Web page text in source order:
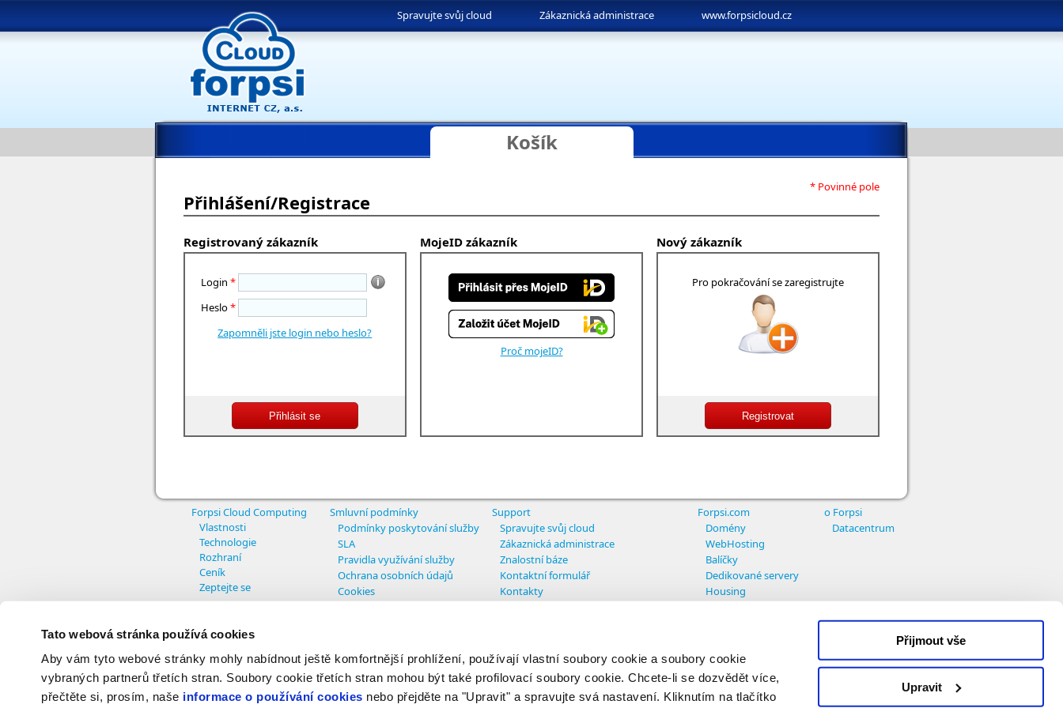
Tato webová stránka používá cookies
Aby vám tyto webové stránky mohly nabídnout ještě komfortnější prohlížení, používají vlastní soubory cookie a soubory cookie
vybraných partnerů třetích stran. Soubory cookie třetích stran mohou být také profilovací soubory cookie. Chcete-li se dozvědět více,
přečtěte si, prosím, naše informace o používání cookies nebo přejděte na "Upravit" a spravujte svá nastavení. Kliknutím na tlačítko
Přijmout vše
Upravit
Spravujte svůj cloud Zákaznická administrace www.forpsicloud.cz
Košík
* Povinné pole
Přihlášení/Registrace
Registrovaný zákazník
Login *
Heslo*
Zapomněli jste login nebo heslo?
MojeID zákazník
Proč mojeID?
Nový zákazník
Pro pokračování se zaregistrujte
Forpsi Cloud Computing
Vlastnosti
Technologie
Rozhraní
Ceník
Zeptejte se
Smluvní podmínky
Podmínky poskytování služby
SLA
Pravidla využívání služby
Ochrana osobních údajů
Cookies
Support
Spravujte svůj cloud
Zákaznická administrace
Znalostní báze
Kontaktní formulář
Kontakty
Forpsi.com
Domény
WebHosting
Balíčky
Dedikované servery
Housing
o Forpsi
Datacentrum
© Copyright INTERNET CZ, a.s. - All rights reserved